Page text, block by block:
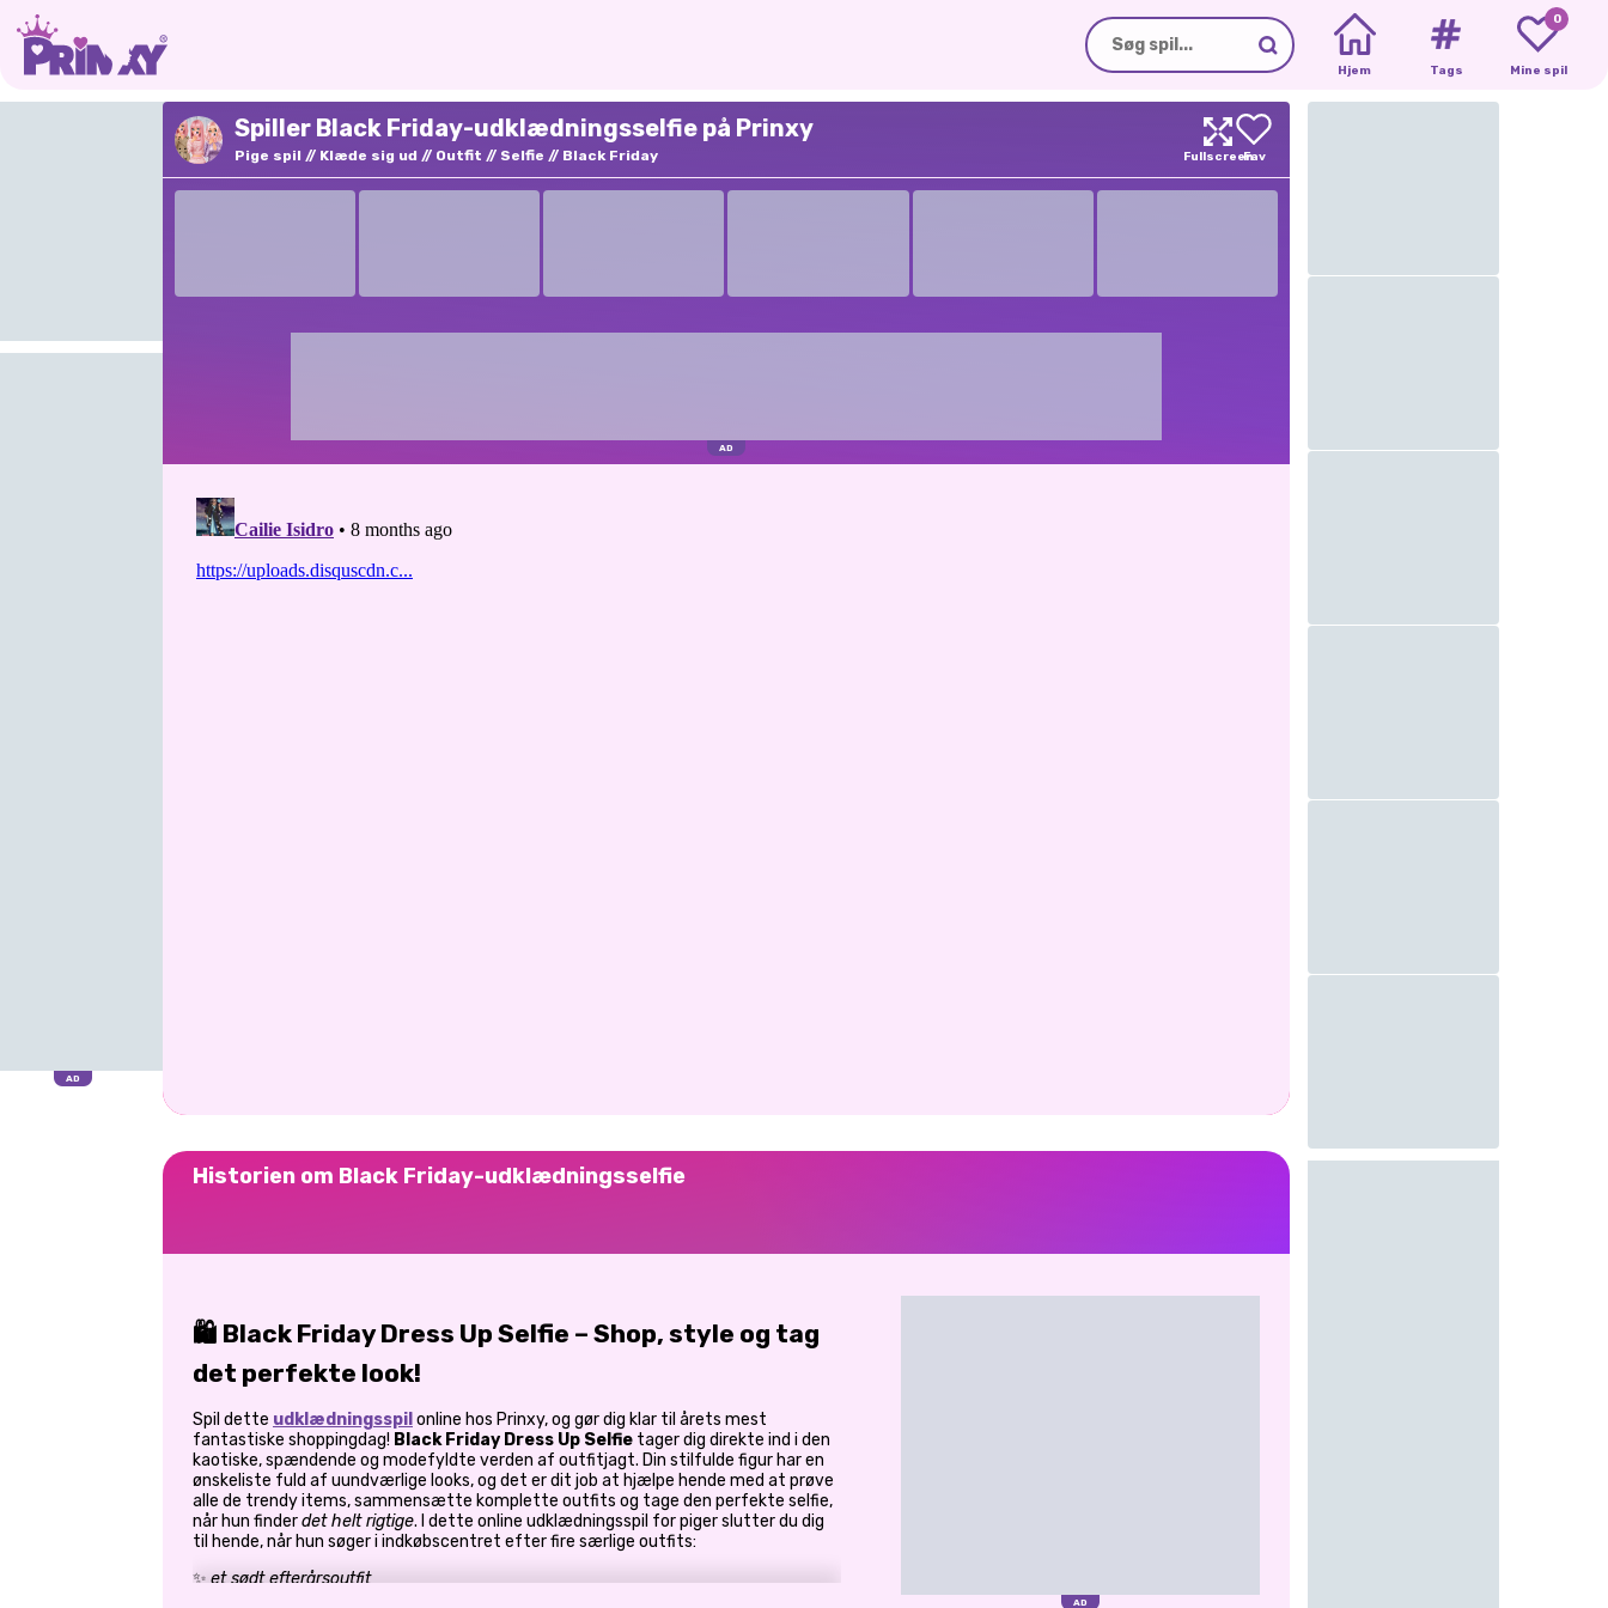
Hjem Tags
0
Mine spil
Spiller Black Friday-udklædningsselfie på Prinxy
Pige spil Klæde sig ud Outfit Selfie Black Friday
Historien om Black Friday-udklædningsselfie
🛍️ Black Friday Dress Up Selfie – Shop, style og tag
det perfekte look!
Spil dette udklædningsspil online hos Prinxy, og gør dig klar til årets mest
fantastiske shoppingdag! Black Friday Dress Up Selfie tager dig direkte ind i den
kaotiske, spændende og modefyldte verden af outfitjagt. Din stilfulde figur har en
ønskeliste fuld af uundværlige looks, og det er dit job at hjælpe hende med at prøve
alle de trendy items, sammensætte komplette outfits og tage den perfekte selfie,
når hun finderdet helt rigtige. I dette online udklædningsspil for piger slutter du dig
til hende, når hun søger i indkøbscentret efter fire særlige outfits:
✨ et sødt efterårsoutfit